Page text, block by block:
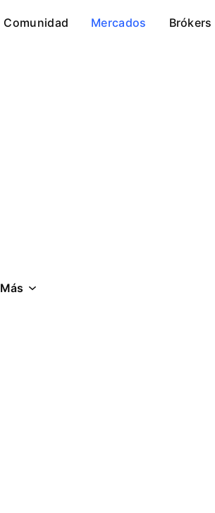
Comunidad Mercados Brókers
Más